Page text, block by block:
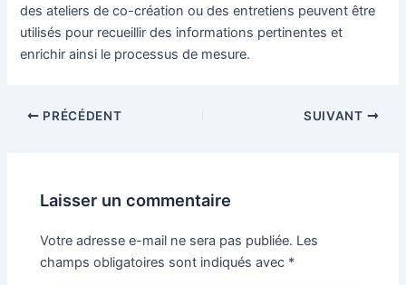
des ateliers de co-création ou des entretiens peuvent être
utilisés pour recueillir des informations pertinentes et
enrichir ainsi le processus de mesure.
NavigationPRÉCÉDENT SUIVANT
Laisser un commentaire
Votre adresse e-mail ne sera pas publiée. Les
champs obligatoires sont indiqués avec *